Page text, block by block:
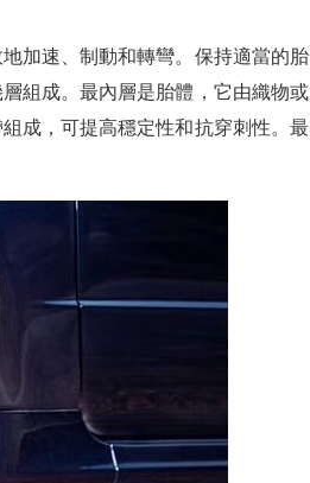
加速、制動和轉彎。保持適當的胎
組成。最內層是胎體，它由織物或
成，可提高穩定性和抗穿刺性。最